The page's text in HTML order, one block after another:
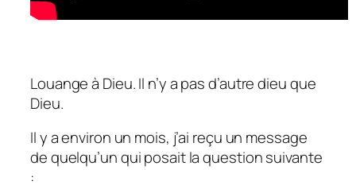
Louange à Dieu. Il n’y a pas d’autre dieu que
Dieu.
Il y a environ un mois, j’ai reçu un message
de quelqu’un qui posait la question suivante
: